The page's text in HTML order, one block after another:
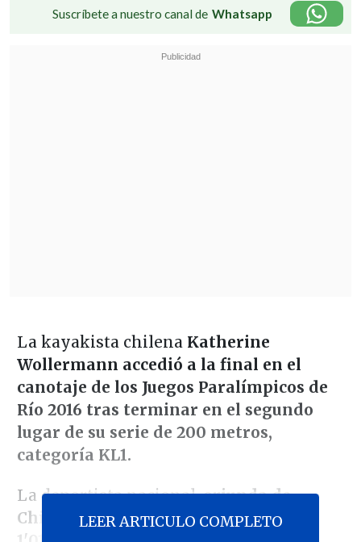
Suscríbete a nuestro canal de Whatsapp
La kayakista chilena Katherine
Wollermann accedió a la final en el
canotaje de los Juegos Paralímpicos de
Río 2016 tras terminar en el segundo
lugar de su serie de 200 metros,
categoría KL1.
La deportista nacional,oriunda de
Chiguayante, logró un tiempo de
LEER ARTICULO COMPLETO